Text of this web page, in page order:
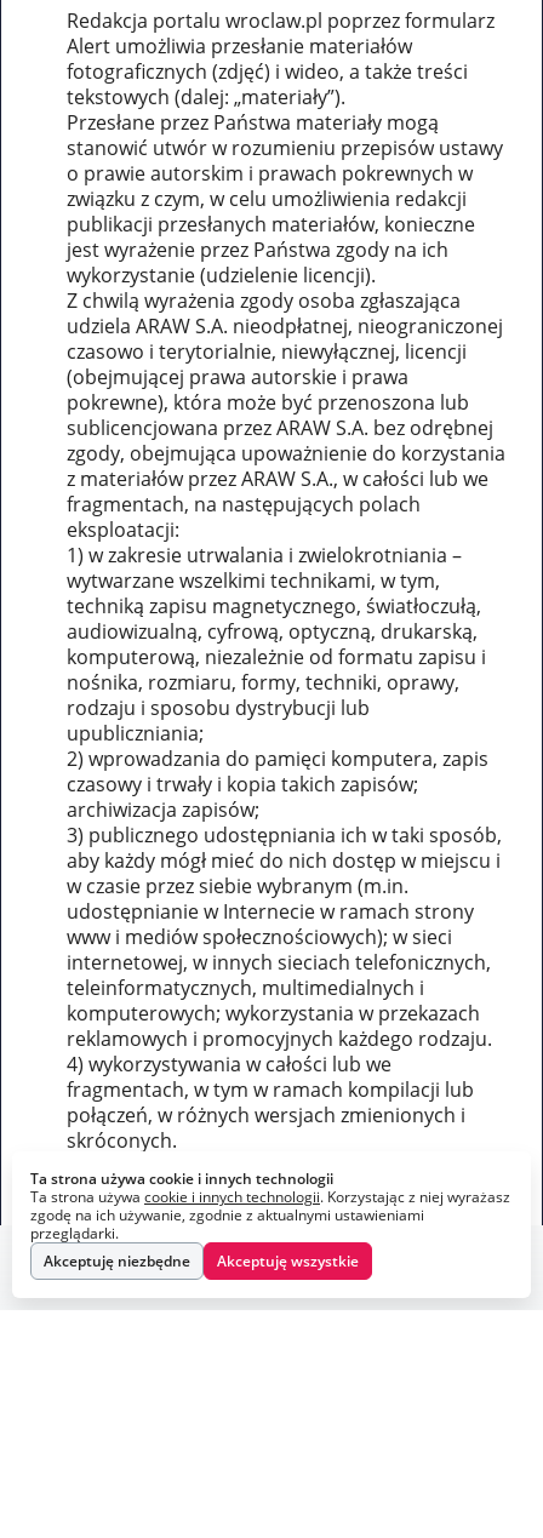
Ta strona używa cookie i innych technologii
Ta strona używa cookie i innych technologii. Korzystając z niej wyrażasz
zgodę na ich używanie, zgodnie z aktualnymi ustawieniami
przeglądarki.
Akceptuję niezbędne
Akceptuję wszystkie
Redakcja portalu wroclaw.pl poprzez formularz
Alert umożliwia przesłanie materiałów
fotograficznych (zdjęć) i wideo, a także treści
tekstowych (dalej: „materiały”).
Przesłane przez Państwa materiały mogą
stanowić utwór w rozumieniu przepisów ustawy
o prawie autorskim i prawach pokrewnych w
związku z czym, w celu umożliwienia redakcji
publikacji przesłanych materiałów, konieczne
jest wyrażenie przez Państwa zgody na ich
wykorzystanie (udzielenie licencji).
Z chwilą wyrażenia zgody osoba zgłaszająca
udziela ARAW S.A. nieodpłatnej, nieograniczonej
czasowo i terytorialnie, niewyłącznej, licencji
(obejmującej prawa autorskie i prawa
pokrewne), która może być przenoszona lub
sublicencjowana przez ARAW S.A. bez odrębnej
zgody, obejmująca upoważnienie do korzystania
z materiałów przez ARAW S.A., w całości lub we
fragmentach, na następujących polach
eksploatacji:
1) w zakresie utrwalania i zwielokrotniania –
wytwarzane wszelkimi technikami, w tym,
techniką zapisu magnetycznego, światłoczułą,
audiowizualną, cyfrową, optyczną, drukarską,
komputerową, niezależnie od formatu zapisu i
nośnika, rozmiaru, formy, techniki, oprawy,
rodzaju i sposobu dystrybucji lub
upubliczniania;
2) wprowadzania do pamięci komputera, zapis
czasowy i trwały i kopia takich zapisów;
archiwizacja zapisów;
3) publicznego udostępniania ich w taki sposób,
aby każdy mógł mieć do nich dostęp w miejscu i
w czasie przez siebie wybranym (m.in.
udostępnianie w Internecie w ramach strony
www i mediów społecznościowych); w sieci
internetowej, w innych sieciach telefonicznych,
teleinformatycznych, multimedialnych i
komputerowych; wykorzystania w przekazach
reklamowych i promocyjnych każdego rodzaju.
4) wykorzystywania w całości lub we
fragmentach, w tym w ramach kompilacji lub
połączeń, w różnych wersjach zmienionych i
skróconych.
konieczne jest również złożenie oświadczenia
(poprzez zaznaczenie checkboxa), że przesłane
materiały (utwory) nie naruszają praw
autorskich oraz jakichkolwiek praw osób
trzecich.
Stworzone naWebankieta